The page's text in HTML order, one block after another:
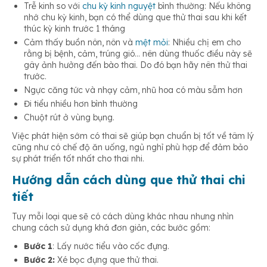
Trễ kinh so với chu kỳ kinh nguyệt bình thường: Nếu không
nhớ chu kỳ kinh, bạn có thể dùng que thử thai sau khi kết
thúc kỳ kinh trước 1 tháng
Cảm thấy buồn nôn, nôn và mệt mỏi: Nhiều chị em cho
rằng bị bệnh, cảm, trúng gió… nên dùng thuốc điều này sẽ
gây ảnh hưởng đến bào thai. Do đó bạn hãy nên thử thai
trước.
Ngực căng tức và nhạy cảm, nhũ hoa có màu sẫm hơn
Đi tiểu nhiều hơn bình thường
Chuột rút ở vùng bụng.
Việc phát hiện sớm có thai sẽ giúp bạn chuẩn bị tốt về tâm lý
cũng như có chế độ ăn uống, ngủ nghỉ phù hợp để đảm bảo
sự phát triển tốt nhất cho thai nhi.
Hướng dẫn cách dùng que thử thai chi
tiết
Tuy mỗi loại que sẽ có cách dùng khác nhau nhưng nhìn
chung cách sử dụng khá đơn giản, các bước gồm:
Bước 1: Lấy nước tiểu vào cốc đựng.
Bước 2: Xé bọc đựng que thử thai.